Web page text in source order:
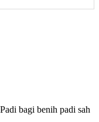
bagi benih padi sah